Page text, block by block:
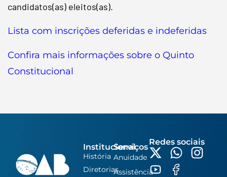
candidatos(as) eleitos(as).
Lista com inscrições deferidas e indeferidas
Confira mais informações sobre o Quinto
Constitucional
Institucional
História
Diretorias
Serviços
Anuidade
Assistência
Redes sociais